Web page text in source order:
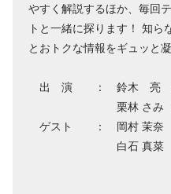
やすく解説するほか、毎回
トと一緒に探ります！ 知ら
とおトクな情報をギュッと
出 演 ： 鈴木 亮 （日
栗林 さみ（フリ
ゲスト ： 岡村 茉奈
白石 真菜